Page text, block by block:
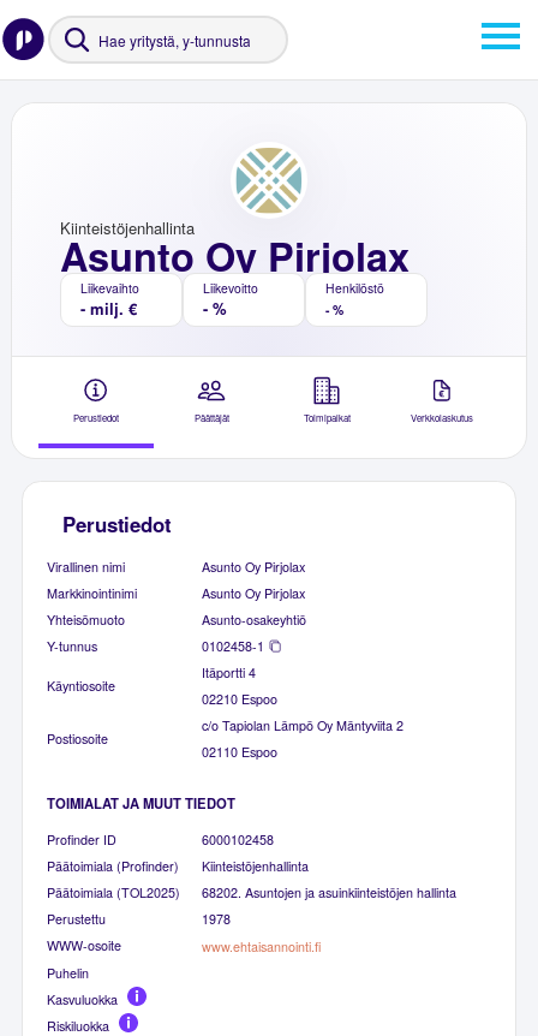
Asunto Oy Pirjolax
Kiinteistöjenhallinta
Liikevaihto
- milj. €
Liikevoitto
- %
Henkilöstö
- %
Perustiedot Päättäjät Toimipaikat Verkkolaskutus
Perustiedot
Virallinen nimi
Asunto Oy Pirjolax
Markkinointinimi
Asunto Oy Pirjolax
Yhteisömuoto
Asunto-osakeyhtiö
Y-tunnus
0102458-1
Käyntiosoite
Itäportti 4
02210 Espoo
Postiosoite
c/o Tapiolan Lämpö Oy Mäntyviita 2
02110 Espoo
TOIMIALAT JA MUUT TIEDOT
Profinder ID
6000102458
Päätoimiala (Profinder)
Kiinteistöjenhallinta
Päätoimiala (TOL2025)
68202. Asuntojen ja asuinkiinteistöjen hallinta
Perustettu
1978
WWW-osoite
www.ehtaisannointi.fi
Puhelin
Kasvuluokka
Riskiluokka